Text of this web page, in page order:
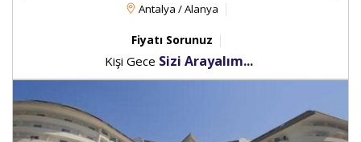
Antalya / Alanya
Fiyatı Sorunuz
Kişi Gece Sizi Arayalım...